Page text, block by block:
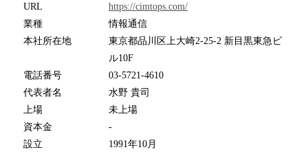
URL
https://cimtops.com/
業種
情報通信
本社所在地
東京都品川区上大崎2-25-2 新目黒東急ビ
ル10F
電話番号
03-5721-4610
代表者名
水野 貴司
上場
未上場
資本金
-
設立
1991年10月